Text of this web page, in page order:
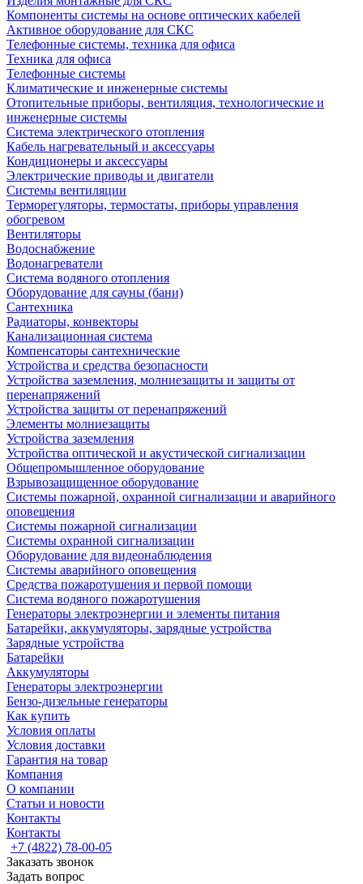
Компоненты системы на основе оптических кабелей
Активное оборудование для СКС
Телефонные системы, техника для офиса
Техника для офиса
Телефонные системы
Климатические и инженерные системы
Отопительные приборы, вентиляция, технологические и
инженерные системы
Система электрического отопления
Кабель нагревательный и аксессуары
Кондиционеры и аксессуары
Электрические приводы и двигатели
Системы вентиляции
Терморегуляторы, термостаты, приборы управления
обогревом
Вентиляторы
Водоснабжение
Водонагреватели
Система водяного отопления
Оборудование для сауны (бани)
Сантехника
Радиаторы, конвекторы
Канализационная система
Компенсаторы сантехнические
Устройства и средства безопасности
Устройства заземления, молниезащиты и защиты от
перенапряжений
Устройства защиты от перенапряжений
Элементы молниезащиты
Устройства заземления
Устройства оптической и акустической сигнализации
Общепромышленное оборудование
Взрывозащищенное оборудование
Системы пожарной, охранной сигнализации и аварийного
оповещения
Системы пожарной сигнализации
Системы охранной сигнализации
Оборудование для видеонаблюдения
Системы аварийного оповещения
Средства пожаротушения и первой помощи
Система водяного пожаротушения
Генераторы электроэнергии и элементы питания
Батарейки, аккумуляторы, зарядные устройства
Зарядные устройства
Батарейки
Аккумуляторы
Генераторы электроэнергии
Бензо-дизельные генераторы
Как купить
Условия оплаты
Условия доставки
Гарантия на товар
Компания
О компании
Статьи и новости
Контакты
Контакты
+7 (4822) 78-00-05
Заказать звонок
Задать вопрос